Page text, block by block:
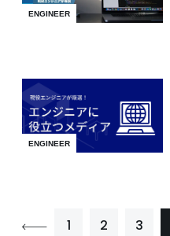
ENGINEER
ENGINEER
1 2 3